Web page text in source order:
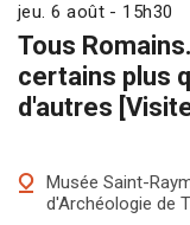
Tous
certains plus
d'autres
jeu. 6 août - 15h30
Musée Saint-
d'Archéologie de